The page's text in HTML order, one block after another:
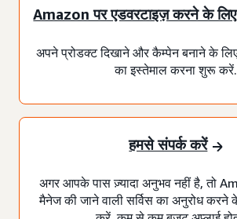
Amazon पर एडवरटाइज़ करने के
अपने प्रोडक्ट दिखाने और कैम्पेन बनाने के
का इस्तेमाल करना शुरू करें.
हमसे संपर्क करें
अगर आपके पास ज़्यादा अनुभव नहीं है, तो
मैनेज की जाने वाली सर्विस का अनुरोध करने